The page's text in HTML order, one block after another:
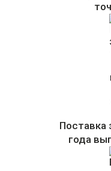
Поставка
года